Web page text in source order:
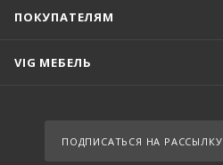
ПОКУПАТЕЛЯМ
VIG МЕБЕЛЬ
ПОДПИСАТЬСЯ НА РАССЫЛКУ